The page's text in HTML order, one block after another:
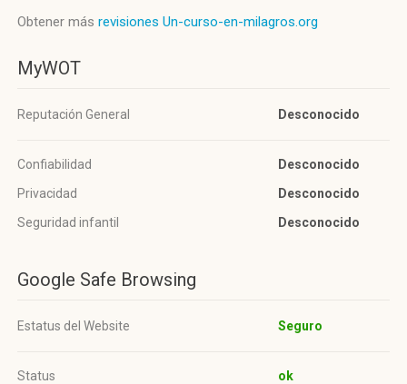
Obtener más revisiones Un-curso-en-milagros.org
MyWOT
Reputación General Desconocido
Confiabilidad
Desconocido
Privacidad
Desconocido
Seguridad infantil
Desconocido
Google Safe Browsing
Estatus del Website Seguro
Status ok